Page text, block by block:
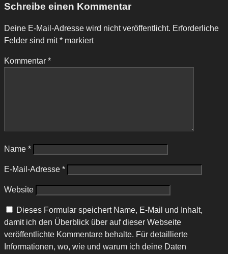
Schreibe einen Kommentar
Deine E-Mail-Adresse wird nicht veröffentlicht. Erforderliche
Felder sind mit* markiert
Kommentar *
Name *
E-Mail-Adresse *
Website
Dieses Formular speichert Name, E-Mail und Inhalt,
damit ich den Überblick über auf dieser Webseite
veröffentlichte Kommentare behalte. Für detaillierte
Informationen, wo, wie und warum ich deine Daten